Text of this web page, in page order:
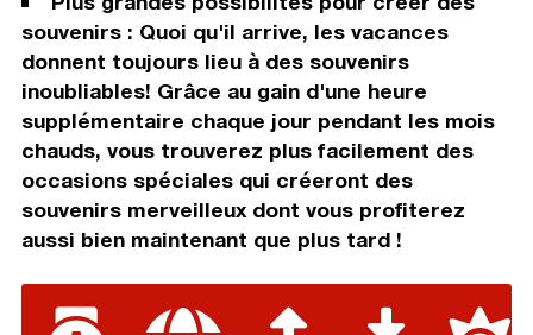
souvenirs : Quoi qu'il arrive, les vacances
donnent toujours lieu à des souvenirs
inoubliables! Grâce au gain d'une heure
supplémentaire chaque jour pendant les mois
chauds, vous trouverez plus facilement des
occasions spéciales qui créeront des
souvenirs merveilleux dont vous profiterez
aussi bien maintenant que plus tard !